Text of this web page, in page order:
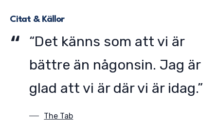
Citat & Källor
“Det känns som att vi är
bättre än någonsin. Jag är
glad att vi är där vi är idag.”
The Tab